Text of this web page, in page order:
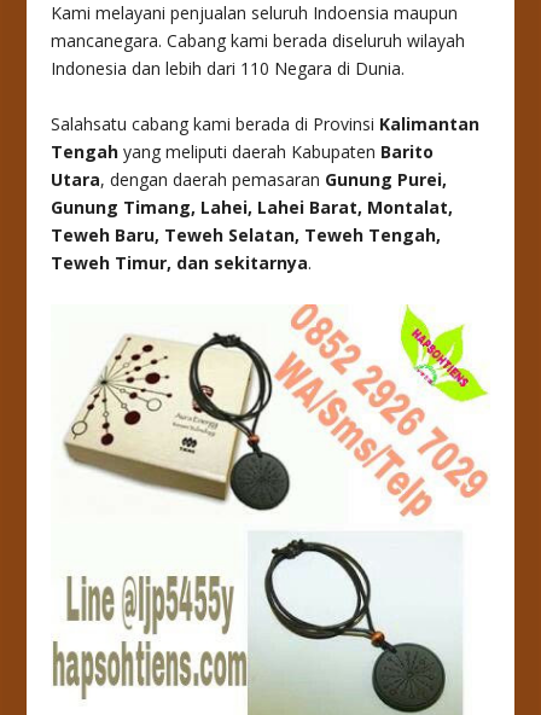
Kami melayani penjualan seluruh Indoensia maupun
mancanegara. Cabang kami berada diseluruh wilayah
Indonesia dan lebih dari 110 Negara di Dunia.
Salahsatu cabang kami berada di Provinsi Kalimantan
Tengah yang meliputi daerah Kabupaten Barito
Utara, dengan daerah pemasaran Gunung Purei,
Gunung Timang, Lahei, Lahei Barat, Montalat,
Teweh Baru, Teweh Selatan, Teweh Tengah,
Teweh Timur, dan sekitarnya.